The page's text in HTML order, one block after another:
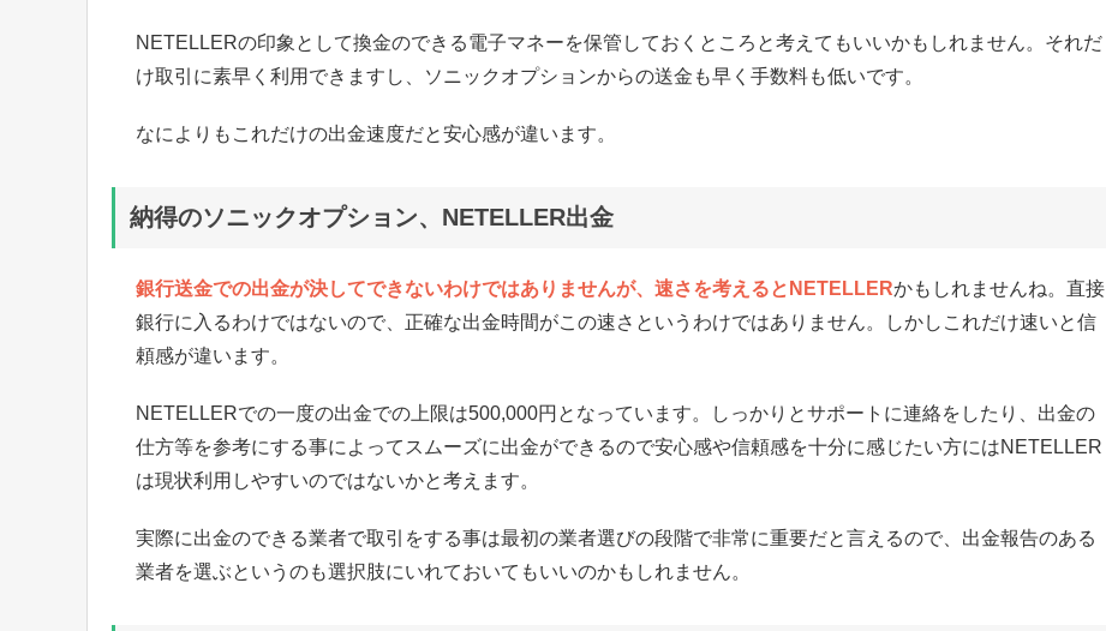
NETELLERの印象として換金のできる電子マネーを保管しておくところと考えてもいいかもしれません。それだ
け取引に素早く利用できますし、ソニックオプションからの送金も早く手数料も低いです。
なによりもこれだけの出金速度だと安心感が違います。
納得のソニックオプション、NETELLER出金
銀行送金での出金が決してできないわけではありませんが、速さを考えるとNETELLERかもしれませんね。直接
銀行に入るわけではないので、正確な出金時間がこの速さというわけではありません。しかしこれだけ速いと信
頼感が違います。
NETELLERでの一度の出金での上限は500,000円となっています。しっかりとサポートに連絡をしたり、出金の
仕方等を参考にする事によってスムーズに出金ができるので安心感や信頼感を十分に感じたい方にはNETELLER
は現状利用しやすいのではないかと考えます。
実際に出金のできる業者で取引をする事は最初の業者選びの段階で非常に重要だと言えるので、出金報告のある
業者を選ぶというのも選択肢にいれておいてもいいのかもしれません。